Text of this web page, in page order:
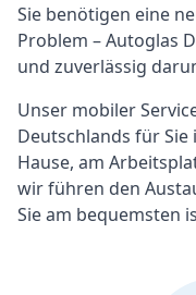
Sie benötigen eine
Problem – Autoglas
und zuverlässig
Unser mobiler
Deutschlands für Sie
Hause, am
wir führen den
Sie am bequemsten